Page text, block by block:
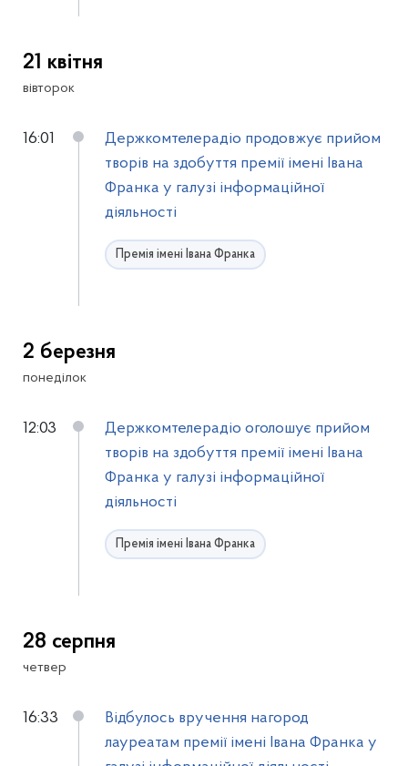
21 квітня
вівторок
16:01
Держкомтелерадіо продовжує прийом
творів на здобуття премії імені Івана
Франка у галузі інформаційної
діяльності
Премія імені Івана Франка
2 березня
понеділок
12:03
Держкомтелерадіо оголошує прийом
творів на здобуття премії імені Івана
Франка у галузі інформаційної
діяльності
Премія імені Івана Франка
28 серпня
четвер
16:33
Відбулось вручення нагород
лауреатам премії імені Івана Франка у